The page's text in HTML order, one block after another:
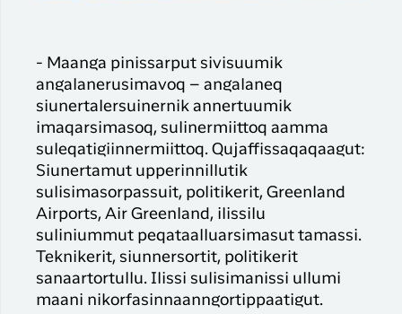
- Maanga pinissarput sivisuumik
angalanerusimavoq – angalaneq
siunertalersuinernik annertuumik
imaqarsimasoq, sulinermiittoq aamma
suleqatigiinnermiittoq. Qujaffissaqaqaagut:
Siunertamut upperinnillutik
sulisimasorpassuit, politikerit, Greenland
Airports, Air Greenland, ilissilu
suliniummut peqataalluarsimasut tamassi.
Teknikerit, siunnersortit, politikerit
sanaartortullu. Ilissi sulisimanissi ullumi
maani nikorfasinnaanngortippaatigut.